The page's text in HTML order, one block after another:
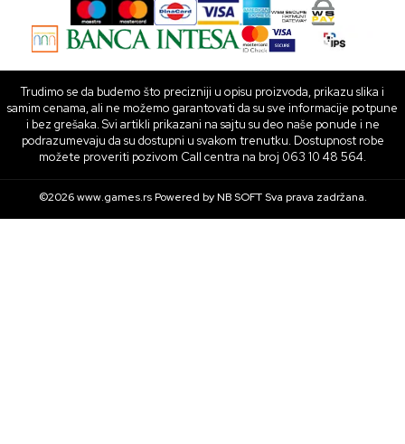
Trudimo se da budemo što precizniji u opisu proizvoda, prikazu slika i
samim cenama, ali ne možemo garantovati da su sve informacije potpune
i bez grešaka. Svi artikli prikazani na sajtu su deo naše ponude i ne
podrazumevaju da su dostupni u svakom trenutku. Dostupnost robe
možete proveriti pozivom Call centra na broj 063 10 48 564.
©2026www.games.rs Powered byNB SOFTSva prava zadržana.